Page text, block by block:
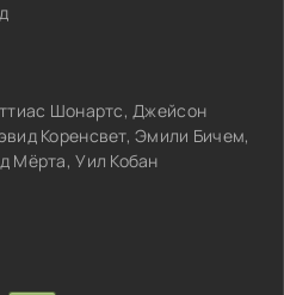
Шонартс, Джейсон
Коренсвет, Эмили Бичем,
Мёрта, Уил Кобан